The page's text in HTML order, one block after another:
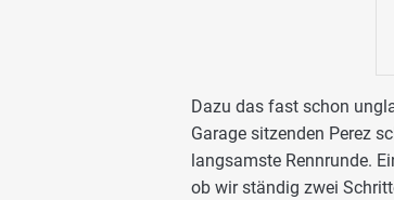
Dazu das fast schon
Garage sitzenden Perez
langsamste Rennrunde.
ob wir ständig zwei